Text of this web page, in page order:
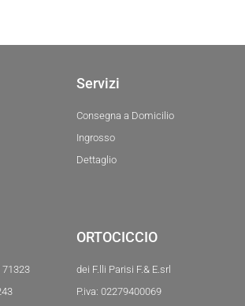
Servizi
Consegna a Domicilio
Ingrosso
Dettaglio
71323
ORTOCICCIO
dei F.lli Parisi F.& E.srl
P.iva: 02279400069